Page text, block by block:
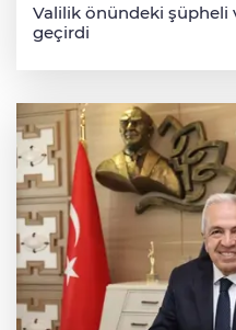
Valilik önündeki şüpheli
geçirdi